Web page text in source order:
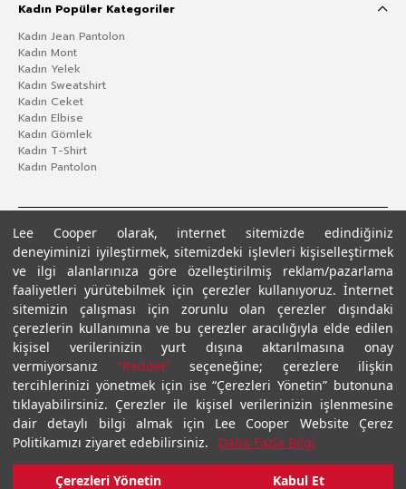
Lee Cooper olarak, internet sitemizde edindiğiniz
deneyiminizi iyileştirmek, sitemizdeki işlevleri kişiselleştirmek
ve ilgi alanlarınıza göre özelleştirilmiş reklam/pazarlama
faaliyetleri yürütebilmek için çerezler kullanıyoruz. İnternet
sitemizin çalışması için zorunlu olan çerezler dışındaki
çerezlerin kullanımına ve bu çerezler aracılığıyla elde edilen
kişisel verilerinizin yurt dışına aktarılmasına onay
vermiyorsanız “Reddet”seçeneğine; çerezlere ilişkin
tercihlerinizi yönetmek için ise “Çerezleri Yönetin” butonuna
tıklayabilirsiniz. Çerezler ile kişisel verilerinizin işlenmesine
dair detaylı bilgi almak için Lee Cooper Website Çerez
Politikamızı ziyaret edebilirsiniz.
Daha Fazla Bilgi
Çerezleri Yönetin Kabul Et
Kadın Popüler Kategoriler
Kadın Jean Pantolon
Kadın Mont
Kadın Yelek
Kadın Sweatshirt
Kadın Ceket
Kadın Elbise
Kadın Gömlek
Kadın T-Shirt
Kadın Pantolon
Gizlilik PolitikasıÇerez Politikası KVKK Aydınlatma MetniŞartlar ve Koşullar
© 2026 Leecooper - Tüm Hakları Saklıdır.